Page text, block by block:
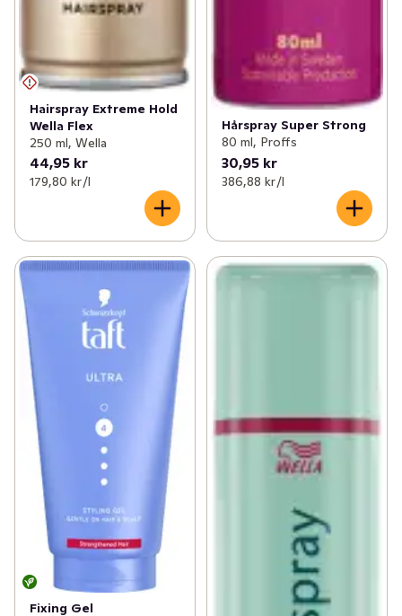
Hairspray Extreme Hold
Wella Flex
250 ml, Wella
44,95 kr
179,80 kr /l
Hårspray Super Strong
80 ml, Proffs
30,95 kr
386,88 kr /l
Fixing Gel